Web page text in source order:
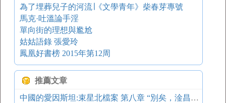
為了埋葬兒子的河流∣《文學青年》柴春芽專號
馬克·吐溫論手淫
單向街的理想與尷尬
姑姑語錄 張愛玲
鳳凰好書榜 2015年第12周
推薦文章
中國的愛因斯坦:束星北檔案 第八章 “別矣，淦昌兄”